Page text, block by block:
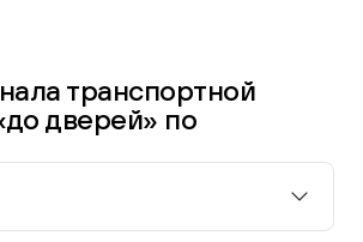
транспортной
дверей» по